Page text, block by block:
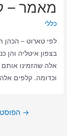
מאמר –
כללי
לפי טארוט – הכהן
אלה שהזמינו אותם
וכדומה. קלפים
→